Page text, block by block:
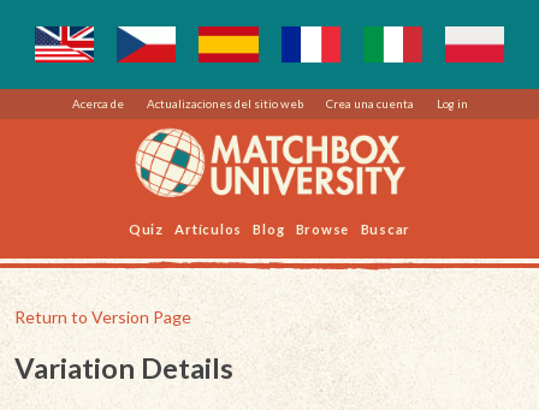
Acerca de Actualizaciones del sitio web Crea una cuenta Log in
Quiz Artículos Blog Browse Buscar
Return to Version Page
Variation Details